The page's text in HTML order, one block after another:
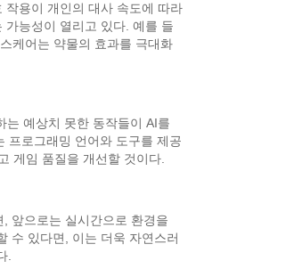
용이 개인의 대사 속도에 따라
능성이 열리고 있다. 예를 들
케어는 약물의 효과를 극대화
는 예상치 못한 동작들이 AI를
프로그래밍 언어와 도구를 제공
게임 품질을 개선할 것이다.
앞으로는 실시간으로 환경을
수 있다면, 이는 더욱 자연스러
.